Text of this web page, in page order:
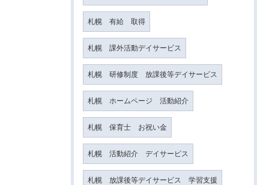
札幌 有給 取得
札幌 課外活動デイサービス
札幌 研修制度 放課後等デイサービス
札幌 ホームページ 活動紹介
札幌 保育士 お祝い金
札幌 活動紹介 デイサービス
札幌 放課後等デイサービス 学習支援